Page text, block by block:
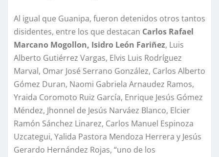
Al igual que Guanipa, fueron detenidos otros tantos
disidentes, entre los que destacan Carlos Rafael
Marcano Mogollon, Isidro León Fariñez, Luis
Alberto Gutiérrez Vargas, Elvis Luis Rodríguez
Marval, Omar José Serrano González, Carlos Alberto
Gómez Duran, Naomi Gabriela Arnaudez Ramos,
Yraida Coromoto Ruiz García, Enrique Jesús Gómez
Méndez, Jhonnel de Jesús Narváez Blanco, Elcier
Ramón Sánchez Linarez, Carlos Manuel Espinoza
Uzcategui, Yalida Pastora Mendoza Herrera y Jesús
Gerardo Hernández Rojas, “uno de los